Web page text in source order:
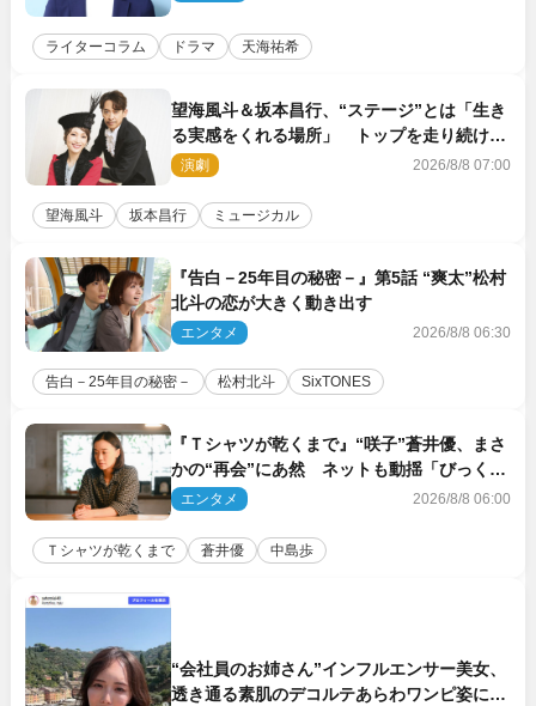
ライターコラム ドラマ 天海祐希
望海風斗＆坂本昌行、“ステージ”とは「生き
る実感をくれる場所」 トップを走り続ける
原動力を語る
演劇 2026/8/8 07:00
望海風斗 坂本昌行 ミュージカル
『告白－25年目の秘密－』第5話 “爽太”松村
北斗の恋が大きく動き出す
エンタメ 2026/8/8 06:30
告白－25年目の秘密－ 松村北斗 SixTONES
『Ｔシャツが乾くまで』“咲子”蒼井優、まさ
かの“再会”にあ然 ネットも動揺「びっくり
した!!」「今さら?!」（ネタバレあり）
エンタメ 2026/8/8 06:00
Ｔシャツが乾くまで 蒼井優 中島歩
“会社員のお姉さん”インフルエンサー美女、
透き通る素肌のデコルテあらわワンピ姿に反